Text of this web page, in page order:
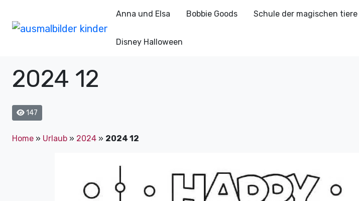
Anna und Elsa Bobbie Goods Schule der magischen tiere
Disney Halloween
2024 12
147
Home » Urlaub » 2024 » 2024 12